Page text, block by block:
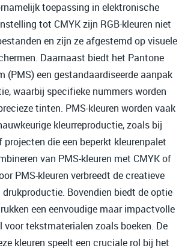
toepassing in elektronische
tot CMYK zijn RGB-kleuren niet
en zijn ze afgestemd op visuele
Daarnaast biedt het Pantone
(PMS) een gestandaardiseerde aanpak
waarbij specifieke nummers worden
tinten. PMS-kleuren worden vaak
kleurreproductie, zoals bij
die een beperkt kleurenpalet
van PMS-kleuren met CMYK of
PMS-kleuren verbreedt de creatieve
Bovendien biedt de optie
een eenvoudige maar impactvolle
voor tekstmaterialen zoals boeken. De
kleuren speelt een cruciale rol bij het